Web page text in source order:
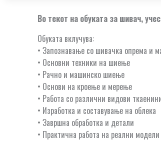
Во текот на обуката за шивач,
Обуката вклучува:
• Запознавање со шивачка опрема и
• Основни техники на шиење
• Рачно и машинско шиење
• Основи на кроење и мерење
• Работа со различни видови
• Изработка и составување на облека
• Завршна обработка и детали
• Практична работа на реални модели